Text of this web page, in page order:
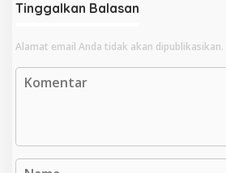
Tinggalkan Balasan
Alamat email Anda tidak akan dipublikasikan.